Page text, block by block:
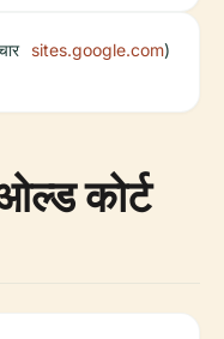
sites.google.com)
कोर्ट